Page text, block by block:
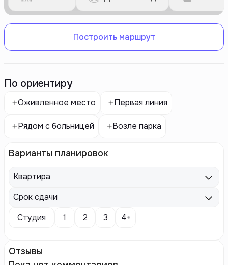
Построить маршрут
По ориентиру
Оживленное место Первая линия
Рядом с больницей Возле парка
Варианты планировок
Квартира
Срок сдачи
Студия
1 2 3 4+
Отзывы